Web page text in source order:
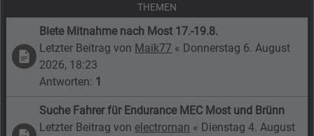
THEMEN
Biete Mitnahme nach Most 17.-19.8.
Letzter Beitrag von Maik77 « Donnerstag 6. August
2026, 18:23
Antworten: 1
Suche Fahrer für Endurance MEC Most und Brünn
Letzter Beitrag von electroman « Dienstag 4. August